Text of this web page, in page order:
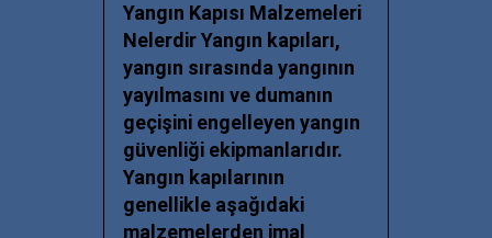
Yangın Kapısı Malzemeleri
Nelerdir Yangın kapıları,
yangın sırasında yangının
yayılmasını ve dumanın
geçişini engelleyen yangın
güvenliği ekipmanlarıdır.
Yangın kapılarının
genellikle aşağıdaki
malzemelerden imal